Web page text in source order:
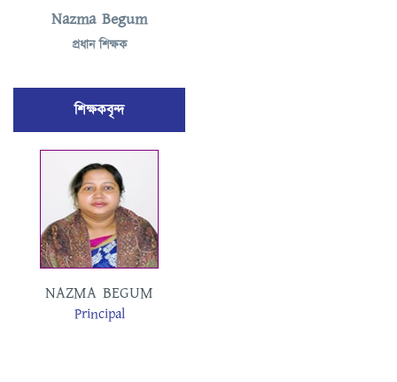
Nazma Begum
প্রধান শিক্ষক
শিক্ষকবৃন্দ
NAZMA BEGUM
Principal